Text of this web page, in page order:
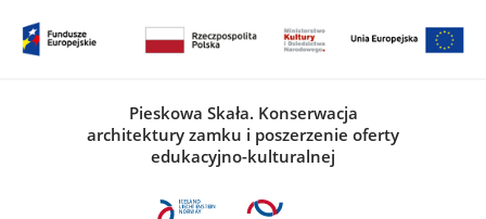
Pieskowa Skała. Konserwacja
architektury zamku i poszerzenie oferty
edukacyjno-kulturalnej